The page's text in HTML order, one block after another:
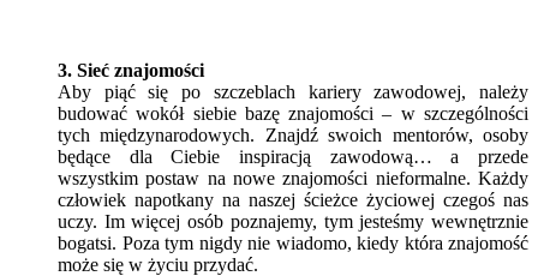
3. Sieć znajomości
Aby piąć się po szczeblach kariery zawodowej, należy
budować wokół siebie bazę znajomości – w szczególności
tych międzynarodowych. Znajdź swoich mentorów, osoby
będące dla Ciebie inspiracją zawodową… a przede
wszystkim postaw na nowe znajomości nieformalne. Każdy
człowiek napotkany na naszej ścieżce życiowej czegoś nas
uczy. Im więcej osób poznajemy, tym jesteśmy wewnętrznie
bogatsi. Poza tym nigdy nie wiadomo, kiedy która znajomość
może się w życiu przydać.